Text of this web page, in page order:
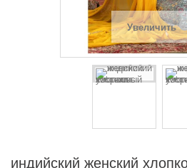
Увеличить
индийский женский